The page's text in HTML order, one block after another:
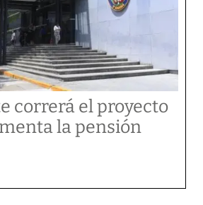
correrá el proyecto
la pensión